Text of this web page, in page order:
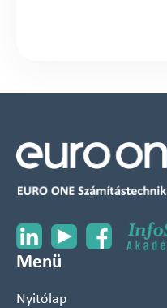
Menü
Nyitólap